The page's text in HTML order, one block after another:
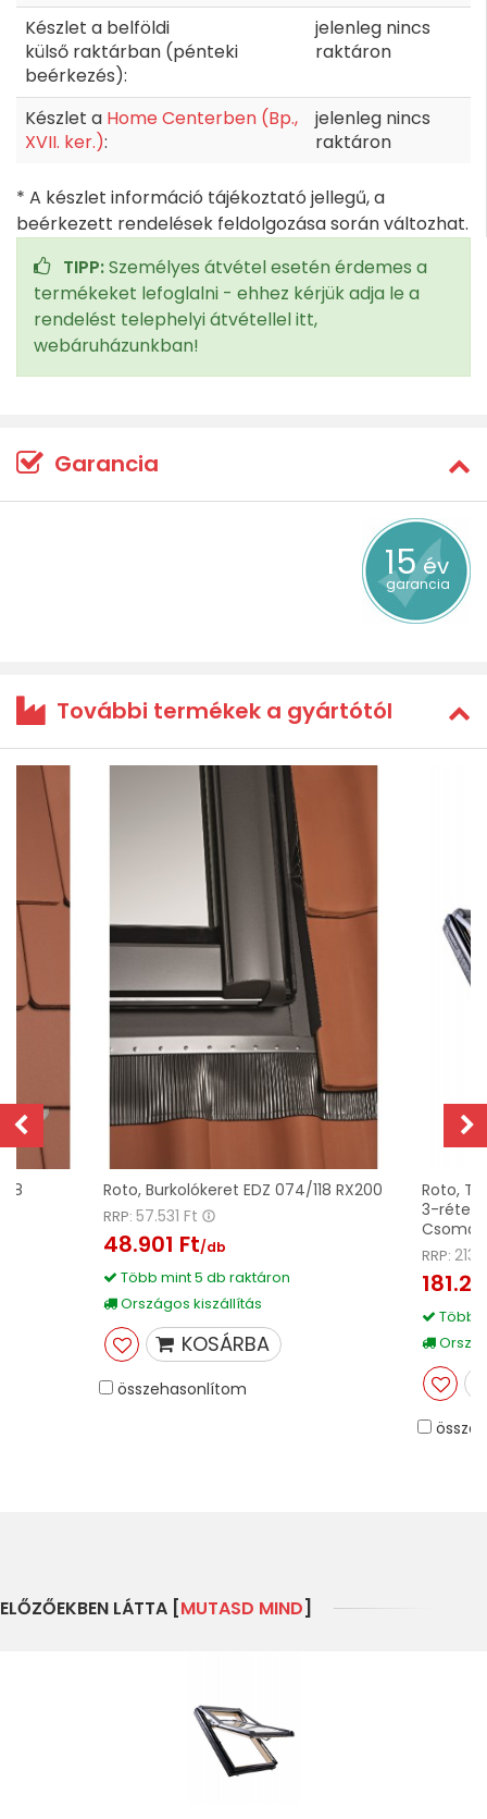
Készlet a belföldi
külső raktárban (pénteki
beérkezés):
jelenleg nincs
raktáron
Készlet a Home Centerben (Bp.,
XVII. ker.):
jelenleg nincs
raktáron
* A készlet információ tájékoztató jellegű, a
beérkezett rendelések feldolgozása során változhat.
TIPP:Személyes átvétel esetén érdemes a
termékeket lefoglalni - ehhez kérjük adja le a
rendelést telephelyi átvétellel itt,
webáruházunkban!
Garancia
15év
garancia
További termékek a gyártótól
Roto, Burkolókeret EDZ 074/118 RX200
RRP: 57.531 Ft
48.901 Ft/db
Több mint 5 db raktáron
Országos kiszállítás
KOSÁRBA
összehasonlítom
Roto,
3-
RRP:
Több
ELŐZŐEKBEN LÁTTA [MUTASD MIND]